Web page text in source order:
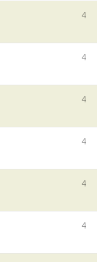
4
4
4
4
4
4